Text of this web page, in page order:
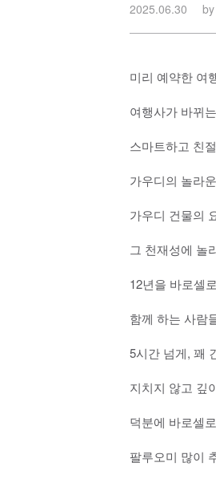
2025.06.30
미리 예약한 여
여행사가 바뀌
스마트하고 친
가우디의 놀라
가우디 건물의
그 천재성에 놀
12년을 바로셀
함께 하는 사람
5시간 넘게, 꽤
지치지 않고 깊
덕분에 바로셀
팔루오미 많이